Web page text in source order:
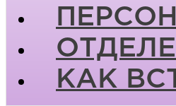
КАК